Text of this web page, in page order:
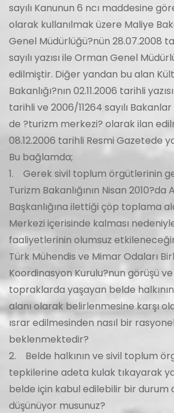
sayılı Kanunun 6 ncı maddesine
olarak kullanılmak üzere Maliye
Genel Müdürlüğü?nün 28.07.2008
sayılı yazısı ile Orman Genel
edilmiştir. Diğer yandan bu alan
Bakanlığı?nın 02.11.2006 tarihli
tarihli ve 2006/11264 sayılı
de ?turizm merkezi? olarak ilan
08.12.2006 tarihli Resmi Gazetede
Bu bağlamda;
1. Gerek sivil toplum örgütlerinin
Turizm Bakanlığının Nisan 2010?da
Başkanlığına ilettiği çöp toplama
Merkezi içerisinde kalması
faaliyetlerinin olumsuz
Türk Mühendis ve Mimar Odaları
Koordinasyon Kurulu?nun görüşü ve
topraklarda yaşayan belde
alanı olarak belirlenmesine karşı
ısrar edilmesinden nasıl bir
beklenmektedir?
2. Belde halkının ve sivil toplum
tepkilerine adeta kulak tıkayarak
belde için kabul edilebilir bir durum
düşünüyor musunuz?